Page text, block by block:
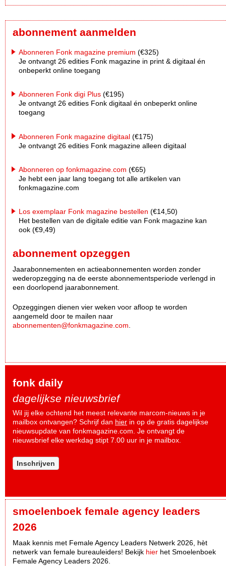
abonnement aanmelden
Abonneren Fonk magazine premium (€325)
Je ontvangt 26 edities Fonk magazine in print & digitaal én
onbeperkt online toegang
Abonneren Fonk digi Plus (€195)
Je ontvangt 26 edities Fonk digitaal én onbeperkt online
toegang
Abonneren Fonk magazine digitaal (€175)
Je ontvangt 26 edities Fonk magazine alleen digitaal
Abonneren op fonkmagazine.com (€65)
Je hebt een jaar lang toegang tot alle artikelen van
fonkmagazine.com
Los exemplaar Fonk magazine bestellen (€14,50)
Het bestellen van de digitale editie van Fonk magazine kan
ook (€9,49)
abonnement opzeggen
Jaarabonnementen en actieabonnementen worden zonder
wederopzegging na de eerste abonnementsperiode verlengd in
een doorlopend jaarabonnement.
Opzeggingen dienen vier weken voor afloop te worden
aangemeld door te mailen naar
abonnementen@fonkmagazine.com
fonk daily
dagelijkse nieuwsbrief
Wil jij elke ochtend het meest relevante marcom-nieuws in je
mailbox ontvangen? Schrijf dan hier in op de gratis dagelijkse
nieuwsupdate van fonkmagazine.com. Je ontvangt de
nieuwsbrief elke werkdag stipt 7.00 uur in je mailbox.
Inschrijven
smoelenboek female agency leaders
2026
Maak kennis met Female Agency Leaders Netwerk 2026, hèt
netwerk van female bureauleiders! Bekijk hier het Smoelenboek
Female Agency Leaders 2026.